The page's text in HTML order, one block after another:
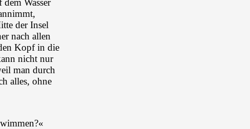
Wasser
der Insel
nach allen
Kopf in die
nicht nur
man durch
alles, ohne